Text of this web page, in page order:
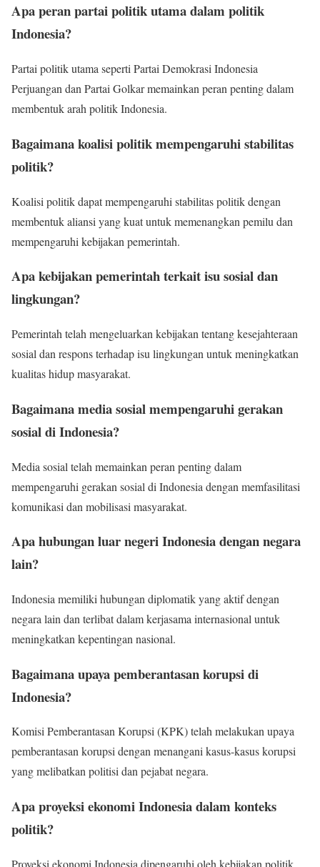
Apa peran partai politik utama dalam politik
Indonesia?
Partai politik utama seperti Partai Demokrasi Indonesia
Perjuangan dan Partai Golkar memainkan peran penting dalam
membentuk arah politik Indonesia.
Bagaimana koalisi politik mempengaruhi stabilitas
politik?
Koalisi politik dapat mempengaruhi stabilitas politik dengan
membentuk aliansi yang kuat untuk memenangkan pemilu dan
mempengaruhi kebijakan pemerintah.
Apa kebijakan pemerintah terkait isu sosial dan
lingkungan?
Pemerintah telah mengeluarkan kebijakan tentang kesejahteraan
sosial dan respons terhadap isu lingkungan untuk meningkatkan
kualitas hidup masyarakat.
Bagaimana media sosial mempengaruhi gerakan
sosial di Indonesia?
Media sosial telah memainkan peran penting dalam
mempengaruhi gerakan sosial di Indonesia dengan memfasilitasi
komunikasi dan mobilisasi masyarakat.
Apa hubungan luar negeri Indonesia dengan negara
lain?
Indonesia memiliki hubungan diplomatik yang aktif dengan
negara lain dan terlibat dalam kerjasama internasional untuk
meningkatkan kepentingan nasional.
Bagaimana upaya pemberantasan korupsi di
Indonesia?
Komisi Pemberantasan Korupsi (KPK) telah melakukan upaya
pemberantasan korupsi dengan menangani kasus-kasus korupsi
yang melibatkan politisi dan pejabat negara.
Apa proyeksi ekonomi Indonesia dalam konteks
politik?
Proyeksi ekonomi Indonesia dipengaruhi oleh kebijakan politik